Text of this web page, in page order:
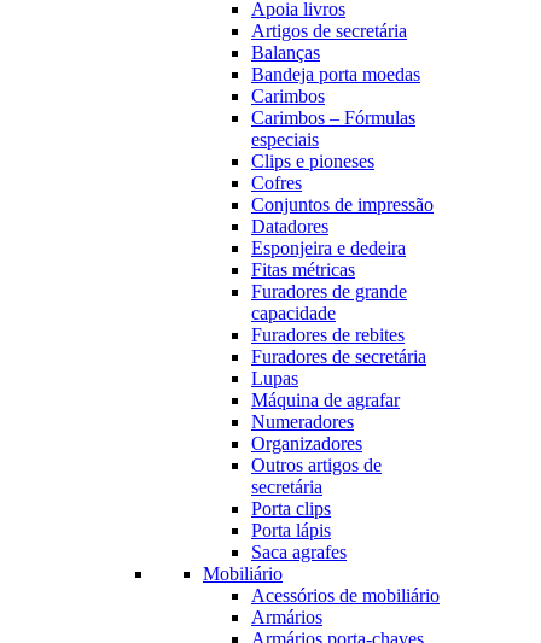
Apoia livros
Artigos de secretária
Balanças
Bandeja porta moedas
Carimbos
Carimbos – Fórmulas
especiais
Clips e pioneses
Cofres
Conjuntos de impressão
Datadores
Esponjeira e dedeira
Fitas métricas
Furadores de grande
capacidade
Furadores de rebites
Furadores de secretária
Lupas
Máquina de agrafar
Numeradores
Organizadores
Outros artigos de
secretária
Porta clips
Porta lápis
Saca agrafes
Mobiliário
Acessórios de mobiliário
Armários
Armários porta-chaves